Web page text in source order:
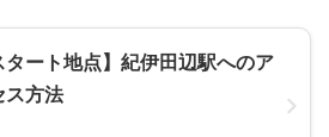
タート地点】紀伊田辺駅へのア
ス方法